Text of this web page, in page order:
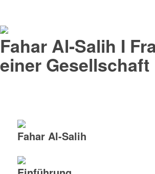
Fahar Al-Salih I
einer Gesellschaft
Fahar Al-Salih